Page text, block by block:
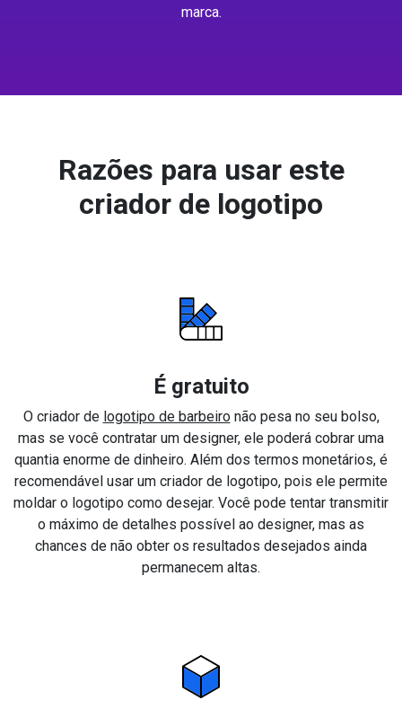
marca.
Razões para usar este
criador de logotipo
É gratuito
O criador de logotipo de barbeironão pesa no seu bolso,
mas se você contratar um designer, ele poderá cobrar uma
quantia enorme de dinheiro. Além dos termos monetários, é
recomendável usar um criador de logotipo, pois ele permite
moldar o logotipo como desejar. Você pode tentar transmitir
o máximo de detalhes possível ao designer, mas as
chances de não obter os resultados desejados ainda
permanecem altas.